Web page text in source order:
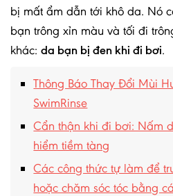
bị mất ẩm dẫn tới khô da. Nó
bạn trông xỉn màu và tối đi
khác: da bạn bị đen khi đi bơi.
Thông Báo Thay Đổi Mùi
SwimRinse
Cẩn thận khi đi bơi: Nấm
hiểm tiềm tàng
Các công thức tự làm để
hoặc chăm sóc tóc bằng